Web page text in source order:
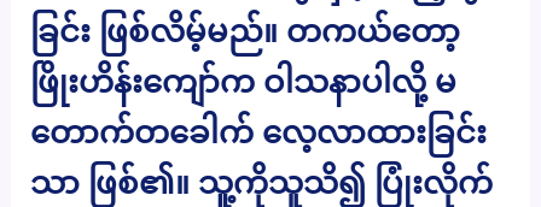
ခြင်း ဖြစ်လိမ့်မည်။ တကယ်တော့
ဖြိုးဟိန်းကျော်က ဝါသနာပါလို့ မ
တောက်တခေါက် လေ့လာထားခြင်း
သာ ဖြစ်၏။ သူ့ကိုသူသိ၍ ပြုံးလိုက်